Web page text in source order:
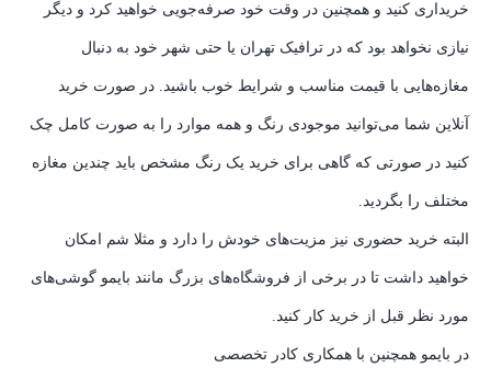
خریداری کنید و همچنین در وقت خود صرفه‌جویی خواهید کرد و دیگر
نیازی نخواهد بود که در ترافیک تهران یا حتی شهر خود به دنبال
مغازه‌هایی با قیمت مناسب و شرایط خوب باشید. در صورت خرید
آنلاین شما می‌توانید موجودی رنگ و همه موارد را به صورت کامل چک
کنید در صورتی که گاهی برای خرید یک رنگ مشخص باید چندین مغازه
مختلف را بگردید.
البته خرید حضوری نیز مزیت‌های خودش را دارد و مثلا شم امکان
خواهید داشت تا در برخی از فروشگاه‌های بزرگ مانند بایمو گوشی‌های
مورد نظر قبل از خرید کار کنید.
در بایمو همچنین با همکاری کادر تخصصی